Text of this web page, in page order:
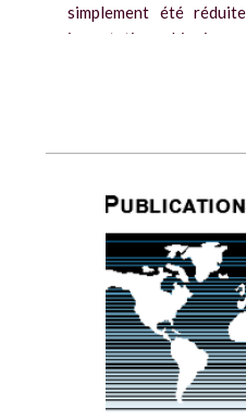
simplement été
importations chinoises...